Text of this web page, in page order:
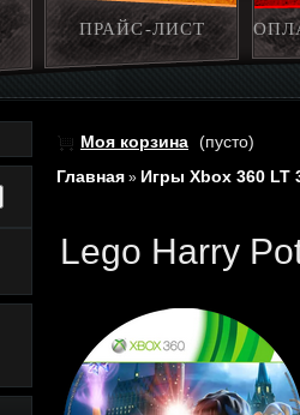
ПРАЙС-ЛИСТ
Моя корзина (пусто)
Главная » Игры Xbox 360 LT
Lego Harry